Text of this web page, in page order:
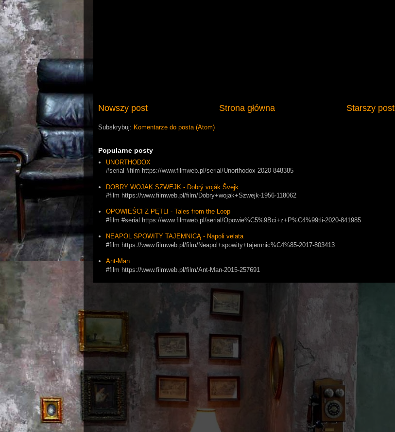
Nowszy post Starszy post
Strona główna
Subskrybuj: Komentarze do posta (Atom)
Popularne posty
UNORTHODOX
#serial #film https://www.filmweb.pl/serial/Unorthodox-2020-848385
DOBRY WOJAK SZWEJK - Dobrý voják Švejk
#film https://www.filmweb.pl/film/Dobry+wojak+Szwejk-1956-118062
OPOWIEŚCI Z PĘTLI - Tales from the Loop
#film #serial https://www.filmweb.pl/serial/Opowie%C5%9Bci+z+P%C4%99tli-2020-841985
NEAPOL SPOWITY TAJEMNICĄ - Napoli velata
#film https://www.filmweb.pl/film/Neapol+spowity+tajemnic%C4%85-2017-803413
Ant-Man
#film https://www.filmweb.pl/film/Ant-Man-2015-257691